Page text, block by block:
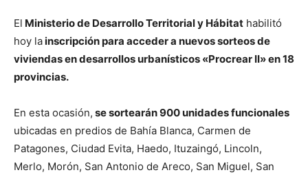
El Ministerio de Desarrollo Territorial y Hábitat habilitó
hoy lainscripción para acceder a nuevos sorteos de
viviendas en desarrollos urbanísticos «Procrear II» en 18
provincias.
En esta ocasión, se sortearán 900 unidades funcionales
ubicadas en predios de Bahía Blanca, Carmen de
Patagones, Ciudad Evita, Haedo, Ituzaingó, Lincoln,
Merlo, Morón, San Antonio de Areco, San Miguel, San